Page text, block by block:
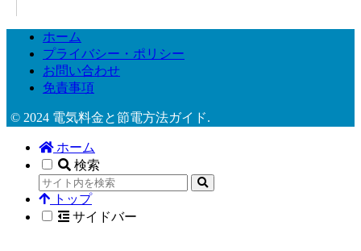
ホーム
プライバシー・ポリシー
お問い合わせ
免責事項
© 2024 電気料金と節電方法ガイド.
ホーム
検索
トップ
サイドバー